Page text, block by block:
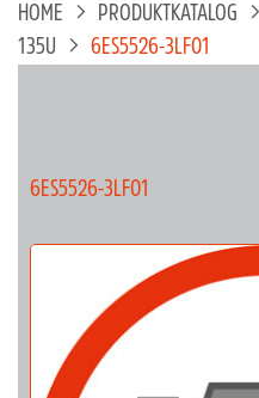
HOME PRODUKTKATALOG
135U
6ES5526-3LF01
6ES5526-3LF01